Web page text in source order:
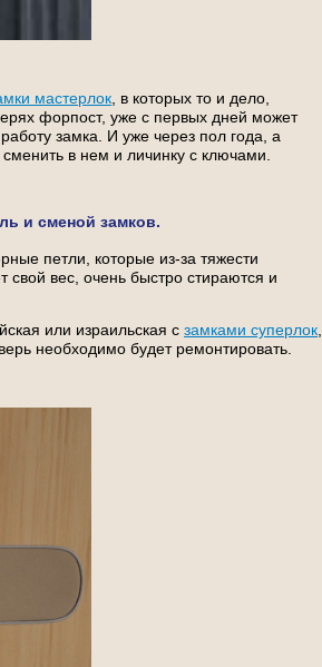
мастерлок , в которых то и дело,
форпост, уже с первых дней может
замка. И уже через пол года, а
в нем и личинку с ключами.
и сменой замков.
петли, которые из-за тяжести
свой вес, очень быстро стираются и
или израильская сзамками суперлок,
необходимо будет ремонтировать.